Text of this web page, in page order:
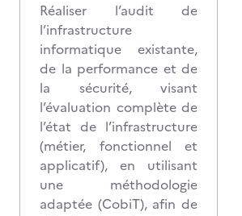
Réaliser l’audit de
l’infrastructure
informatique existante,
de la performance et de
la sécurité, visant
l’évaluation complète de
l’état de l’infrastructure
(métier, fonctionnel et
applicatif), en utilisant
une méthodologie
adaptée (CobiT), afin de